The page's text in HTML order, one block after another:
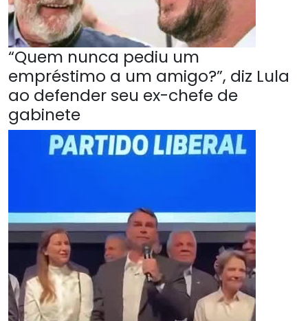
“Quem nunca pediu um
empréstimo a um amigo?”, diz Lula
ao defender seu ex-chefe de
gabinete